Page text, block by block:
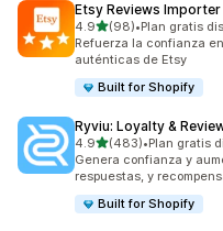
Etsy Reviews Importer
4.9de 5 estrellas
(98)
98 reseñas en total
•Plan gratis
Refuerza la confianza
auténticas de Etsy
Built for Shopify
Ryviu: Loyalty &
4.9de 5 estrellas
(483)
483 reseñas en total
•Plan gratis
Genera confianza y
respuestas, y
Built for Shopify